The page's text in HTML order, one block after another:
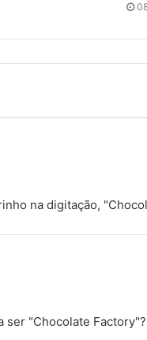
na digitação,
"Chocolate Factory"?